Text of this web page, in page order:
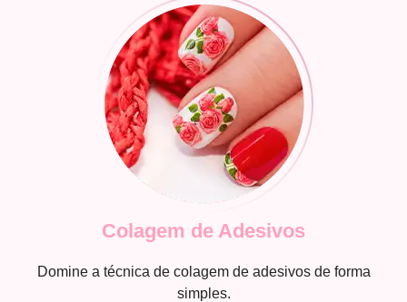
Colagem de Adesivos
Domine a técnica de colagem de adesivos de forma
simples.